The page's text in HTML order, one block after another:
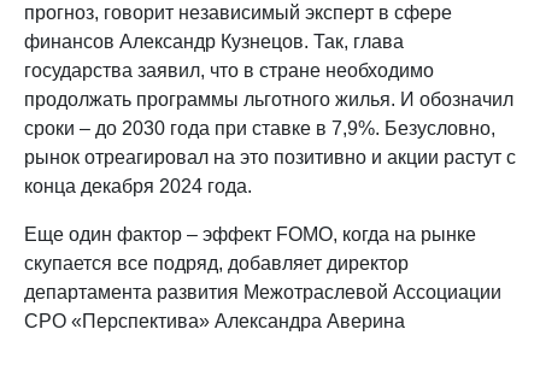
прогноз, говорит независимый эксперт в сфере
финансов Александр Кузнецов. Так, глава
государства заявил, что в стране необходимо
продолжать программы льготного жилья. И обозначил
сроки – до 2030 года при ставке в 7,9%. Безусловно,
рынок отреагировал на это позитивно и акции растут с
конца декабря 2024 года.
Еще один фактор – эффект FOMO, когда на рынке
скупается все подряд, добавляет директор
департамента развития Межотраслевой Ассоциации
СРО «Перспектива» Александра Аверина